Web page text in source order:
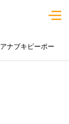
アナブキピーポー